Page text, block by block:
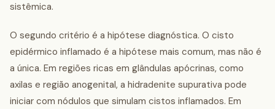
sistêmica.
O segundo critério é a hipótese diagnóstica. O cisto
epidérmico inflamado é a hipótese mais comum, mas não é
a única. Em regiões ricas em glândulas apócrinas, como
axilas e região anogenital, a hidradenite supurativa pode
iniciar com nódulos que simulam cistos inflamados. Em